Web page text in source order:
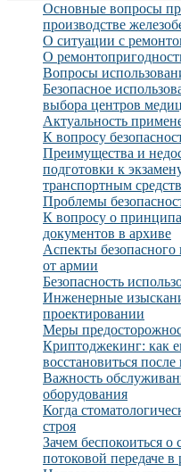
Основные вопросы
производстве
О ситуации с
О
Вопросы
Безопасное
выбора центров
Актуальность
К вопросу
Преимущества и
подготовки к
транспортным
Проблемы
К вопросу о
документов в архиве
Аспекты безопасного
от армии
Безопасность
Инженерные
проектировании
Меры
Криптоджекинг: как
восстановиться после
Важность
оборудования
Когда
строя
Зачем беспокоиться о
потоковой передаче